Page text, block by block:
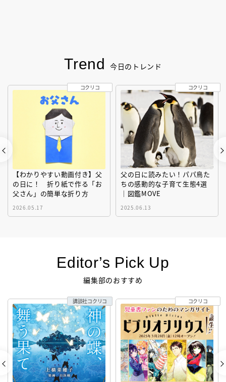
Trend 今日のトレンド
【わかりやすい動画付き】父
の日に！ 折り紙で作る「お
父さん」の簡単な折り方
2026.05.17
コクリコ
父の日に読みたい！パパ鳥た
ちの感動的な子育て生態4選
｜図鑑MOVE
2025.06.13
コクリコ
Editor’s Pick Up
編集部のおすすめ
講談社コクリコ コクリコ